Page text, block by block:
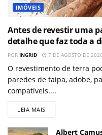
IMÓVEIS
Antes de revestir uma
detalhe que faz toda a
POR INGRID 7 DE AGOSTO DE 2026
O revestimento de terra
paredes de taipa, adobe,
compatíveis....
LEIA MAIS
Albert